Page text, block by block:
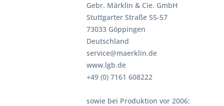
Gebr. Märklin & Cie. GmbH
Stuttgarter Straße 55-57
73033 Göppingen
Deutschland
service@maerklin.de
www.lgb.de
+49 (0) 7161 608222
sowie bei Produktion vor 2006: